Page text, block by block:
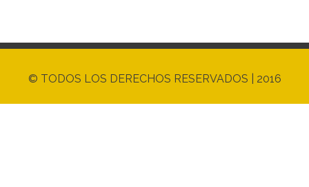
© TODOS LOS DERECHOS RESERVADOS | 2016